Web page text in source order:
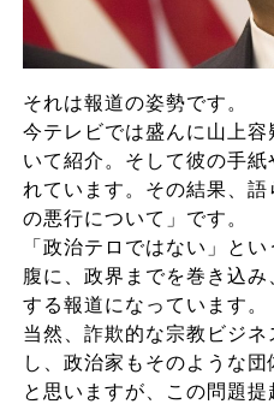
それは報道の姿勢です。
今テレビでは盛んに山上
いて紹介。そして彼の手
れています。その結果、
の悪行について」です。
「政治テロではない」と
腹に、政界までを巻き込
する報道になっています。
当然、詐欺的な宗教ビジ
し、政治家もそのような
と思いますが、この問題提